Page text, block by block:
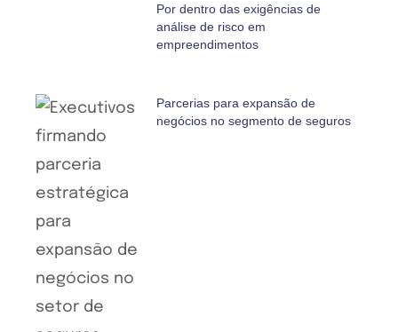
Por dentro das exigências de
análise de risco em
empreendimentos
Parcerias para expansão de
negócios no segmento de seguros